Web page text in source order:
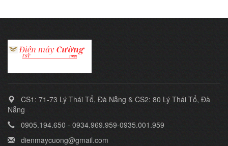
CS1: 71-73 Lý Thái Tổ, Đà Nẵng & CS2: 80 Lý Thái Tổ, Đà
Nẵng
0905.194.650 - 0934.969.959-0935.001.959
dienmaycuong@gmail.com